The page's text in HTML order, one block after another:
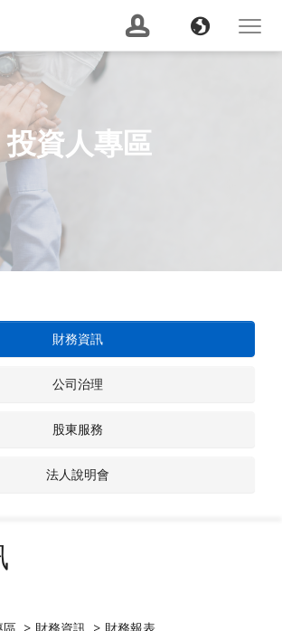
。 REPON SLIDES
Toggle
最新消息
產品資訊
CSR
聯絡我們
投資人專區
Language
Server Slide 200 lbs Push to Open
投資人專區
財務資訊
公司治理
股東服務
法人說明會